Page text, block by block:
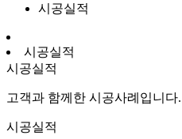
시공실적
시공실적
시공실적
고객과 함께한 시공사례입니다.
시공실적